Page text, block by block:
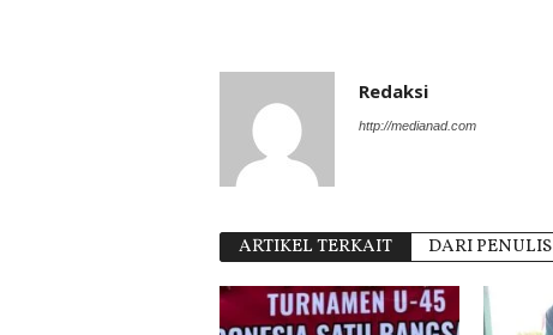
Redaksi
http://medianad.com
ARTIKEL TERKAIT DARI PENULIS